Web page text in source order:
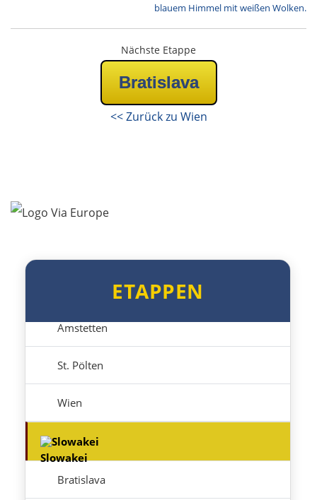
Nächste Etappe
Bratislava
<< Zurück zu Wien
ETAPPEN
Ingolstadt
Pfaffenhofen an der Ilm
München
Salzburg
Amstetten
St. Pölten
Wien
Slowakei
Bratislava